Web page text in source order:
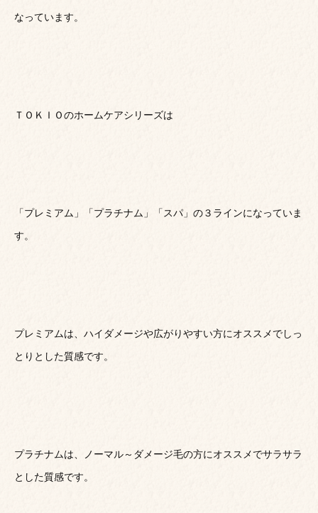
なっています。
ＴＯＫＩＯのホームケアシリーズは
「プレミアム」「プラチナム」「スパ」の３ラインになっていま
す。
プレミアムは、ハイダメージや広がりやすい方にオススメでしっ
とりとした質感です。
プラチナムは、ノーマル～ダメージ毛の方にオススメでサラサラ
とした質感です。